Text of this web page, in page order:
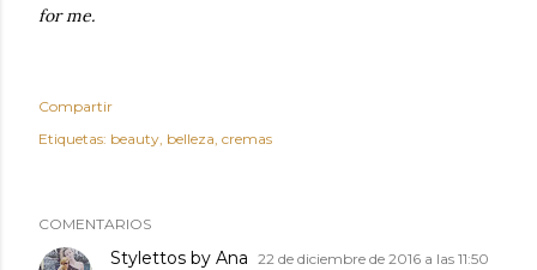
for me.
Compartir
Etiquetas: beauty belleza cremas
COMENTARIOS
Stylettos by Ana 22 de diciembre de 2016 a las 11:50